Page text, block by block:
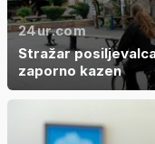
24ur.com
Stražar
zaporno kazen